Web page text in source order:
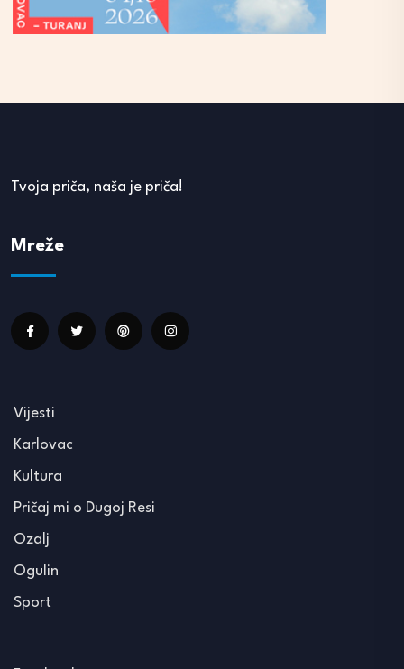
Tvoja priča, naša je priča!
Mreže
Vijesti
Karlovac
Kultura
Pričaj mi o Dugoj Resi
Ozalj
Ogulin
Sport